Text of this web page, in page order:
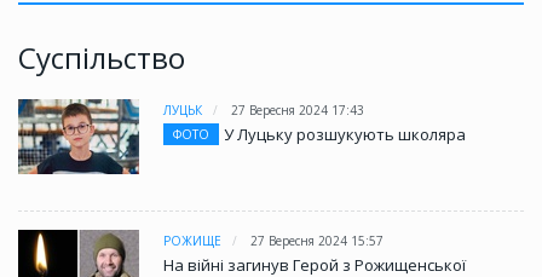
Суспільство
ЛУЦЬК
27 Вересня 2024 17:43
ФОТО
У Луцьку розшукують школяра
РОЖИЩЕ 27 Вересня 2024 15:57
На війні загинув Герой з Рожищенської